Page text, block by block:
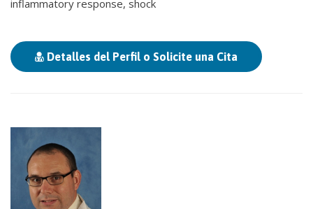
inflammatory response, shock
Detalles del Perfil o Solicite una Cita